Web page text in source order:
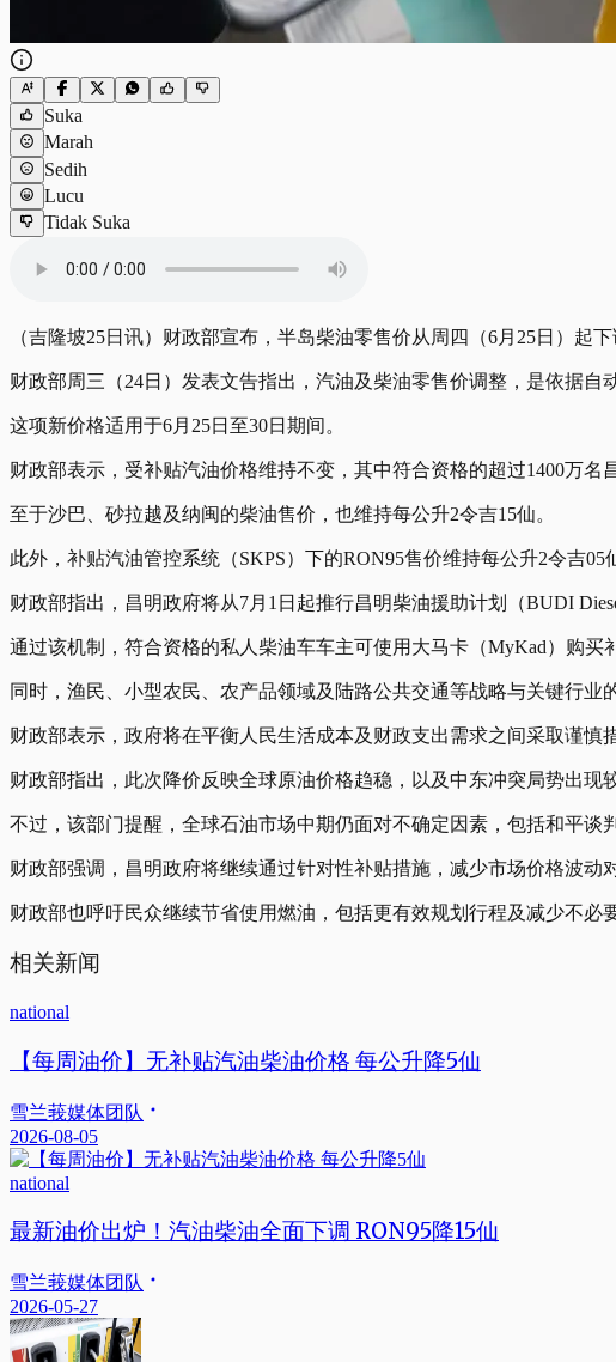
Suka
Marah
Sedih
Lucu
Tidak Suka
（吉隆坡25日讯）财政部宣布，半岛柴油零售价从周四（6月25日）起
财政部周三（24日）发表文告指出，汽油及柴油零售价调整，是依据
这项新价格适用于6月25日至30日期间。
财政部表示，受补贴汽油价格维持不变，其中符合资格的超过1400万名
至于沙巴、砂拉越及纳闽的柴油售价，也维持每公升2令吉15仙。
此外，补贴汽油管控系统（SKPS）下的RON95售价维持每公升2令吉
财政部指出，昌明政府将从7月1日起推行昌明柴油援助计划（BUDI
通过该机制，符合资格的私人柴油车车主可使用大马卡（MyKad）购买
同时，渔民、小型农民、农产品领域及陆路公共交通等战略与关键行业
财政部表示，政府将在平衡人民生活成本及财政支出需求之间采取谨慎
财政部指出，此次降价反映全球原油价格趋稳，以及中东冲突局势出现
不过，该部门提醒，全球石油市场中期仍面对不确定因素，包括和平谈
财政部强调，昌明政府将继续通过针对性补贴措施，减少市场价格波
财政部也呼吁民众继续节省使用燃油，包括更有效规划行程及减少不必
相关新闻
national
【每周油价】无补贴汽油柴油价格 每公升降5仙
雪兰莪媒体团队
2026-08-05
national
最新油价出炉！汽油柴油全面下调 RON95降15仙
雪兰莪媒体团队
2026-05-27